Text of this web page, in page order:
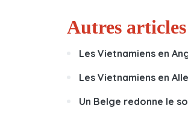
Autres articles
Les Vietnamiens en
Les Vietnamiens en
Un Belge redonne le